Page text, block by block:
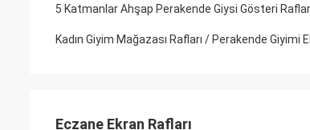
5 Katmanlar Ahşap Perakende Giysi Gösteri
Kadın Giyim Mağazası Rafları / Perakende Giyimi
Eczane Ekran Rafları